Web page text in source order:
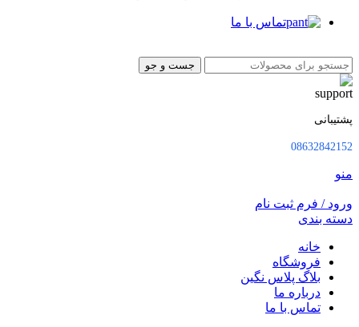
تماس با ما
جست و جو
پشتیبانی
08632842152
منو
ورود / فرم ثبت نام
دسته بندی
خانه
فروشگاه
بلاگ پلاس نگین
درباره ما
تماس با ما